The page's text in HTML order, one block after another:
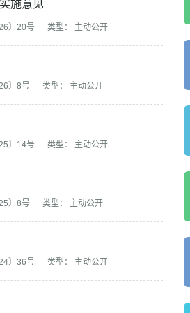
施意见
〕20号 类型： 主动公开
〕8号 类型： 主动公开
〕14号 类型： 主动公开
〕8号 类型： 主动公开
〕36号 类型： 主动公开